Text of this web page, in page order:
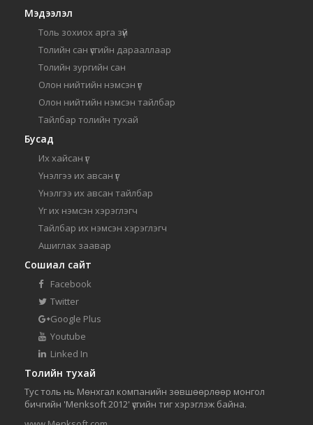
Мэдээлэл
Толь зохиох арга зүй
Толийн сан үсгийн дарааллаар
Толийн зургийн сан
Олон нийтийн нэмсэн үг
Олон нийтийн нэмсэн тайлбар
Тайлбар толийн тухай
Бусад
Их хайсан үг
Үнэлгээ их авсан үг
Үнэлгээ их авсан тайлбар
Үг их нэмсэн хэрэглэгч
Тайлбар их нэмсэн хэрэглэгч
Ашиглах заавар
Сошиал сайт
Facebook
Twitter
Google Plus
Youtube
Linked In
Толийн тухай
Тус толь нь Мөнхгал компанийн зөвшөөрлөөр монгол
бичгийн 'Menksoft 2012' үсгийн тиг хэрэглэж байна.